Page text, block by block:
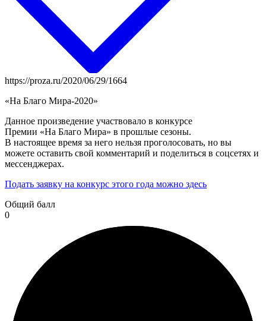
https://proza.ru/2020/06/29/1664
«На Благо Мира-2020»
Данное произведение участвовало в конкурсе
Премии «На Благо Мира» в прошлые сезоны.
В настоящее время за него нельзя проголосовать, но вы
можете оставить свой комментарий и поделиться в соцсетях и
мессенджерах.
Подать заявку на конкурс этого года можно здесь
Общий балл
0